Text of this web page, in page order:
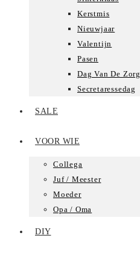
Kerstmis
Nieuwjaar
Valentijn
Pasen
Dag Van De Zorg
Secretaressedag
SALE
VOOR WIE
Collega
Juf / Meester
Moeder
Opa / Oma
DIY